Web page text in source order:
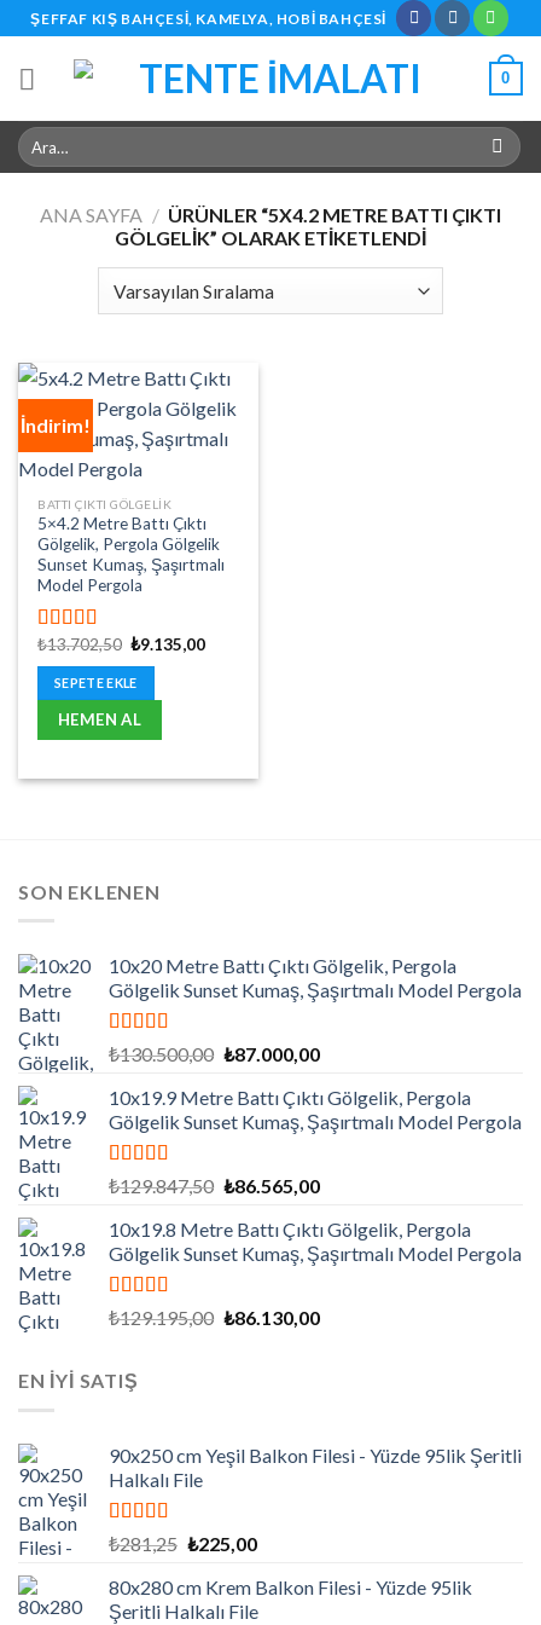
Skip
to
content
ŞEFFAF KIŞ BAHÇESI, KAMELYA, HOBI BAHÇESI
0
Ara:
ANA SAYFA / ÜRÜNLER “5X4.2 METRE BATTI ÇIKTI
GÖLGELIK” OLARAK ETIKETLENDI
İndirim!
BATTI ÇIKTI GÖLGELIK
5×4.2 Metre Battı Çıktı
Gölgelik, Pergola Gölgelik
Sunset Kumaş, Şaşırtmalı
Model Pergola
5 üzerinden
5.00oy aldı
₺13.702,50 Orijinal
₺13.702,50.
₺9.135,00Şu
SEPETE EKLE
HEMEN AL
SON EKLENEN
10x20 Metre Battı Çıktı Gölgelik, Pergola
Gölgelik Sunset Kumaş, Şaşırtmalı Model Pergola
5 üzerinden
oy aldı
₺130.500,00 Orijinal
₺130.500,00.
₺87.000,00Şu
fiyat:
₺87.000,00.
10x19.9 Metre Battı Çıktı Gölgelik, Pergola
Gölgelik Sunset Kumaş, Şaşırtmalı Model Pergola
5 üzerinden
oy aldı
₺129.847,50 Orijinal
₺129.847,50.
₺86.565,00Şu
fiyat:
₺86.565,00.
10x19.8 Metre Battı Çıktı Gölgelik, Pergola
Gölgelik Sunset Kumaş, Şaşırtmalı Model Pergola
5 üzerinden
oy aldı
₺129.195,00 Orijinal
₺86.130,00Şu
EN İYİ SATIŞ
90x250 cm Yeşil Balkon Filesi - Yüzde 95lik Şeritli
Halkalı File
5 üzerinden
oy aldı
₺281,25 Orijinal
₺281,25.
₺225,00Şu
fiyat:
₺225,00.
80x280 cm Krem Balkon Filesi - Yüzde 95lik
Şeritli Halkalı File